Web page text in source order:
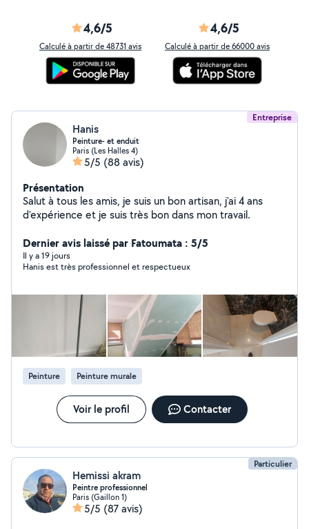
4,6/5
Calculé à partir de 48731 avis
4,6/5
Calculé à partir de 66000 avis
Entreprise
Hanis
Peinture- et enduit
Paris (Les Halles 4)
5/5 (88 avis)
Présentation
Salut à tous les amis, je suis un bon artisan, j'ai 4 ans
d'expérience et je suis très bon dans mon travail.
Dernier avis laissé par Fatoumata : 5/5
Il y a 19 jours
Hanis est très professionnel et respectueux
Peinture Peinture murale
Voir le profil Contacter
Particulier
Hemissi akram
Peintre professionnel
Paris (Gaillon 1)
5/5 (87 avis)